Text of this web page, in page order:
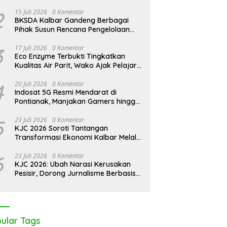
15 Juli 2026 0 Komentar
BKSDA Kalbar Gandeng Berbagai
Pihak Susun Rencana Pengelolaan
Karimata 2027-2036
17 Juli 2026 0 Komentar
Eco Enzyme Terbukti Tingkatkan
Kualitas Air Parit, Wako Ajak Pelajar
20 Juli 2026 0 Komentar
Indosat 5G Resmi Mendarat di
Pontianak, Manjakan Gamers hingga
23 Juli 2026 0 Komentar
KJC 2026 Soroti Tantangan
Transformasi Ekonomi Kalbar Melalui
23 Juli 2026 0 Komentar
KJC 2026: Ubah Narasi Kerusakan
Pesisir, Dorong Jurnalisme Berbasis
Tags